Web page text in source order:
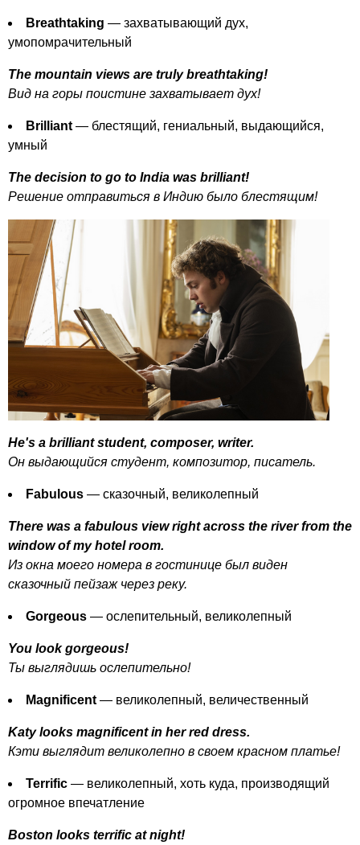
Breathtaking — захватывающий дух,
умопомрачительный
The mountain views are truly breathtaking!
Вид на горы поистине захватывает дух!
Brilliant — блестящий, гениальный, выдающийся,
умный
The decision to go to India was brilliant!
Решение отправиться в Индию было блестящим!
He's a brilliant student, composer, writer.
Он выдающийся студент, композитор, писатель.
Fabulous — сказочный, великолепный
There was a fabulous view right across the river from the
window of my hotel room.
Из окна моего номера в гостинице был виден
сказочный пейзаж через реку.
Gorgeous — ослепительный, великолепный
You look gorgeous!
Ты выглядишь ослепительно!
Magnificent — великолепный, величественный
Katy looks magnificent in her red dress.
Кэти выглядит великолепно в своем красном платье!
Terrific — великолепный, хоть куда, производящий
огромное впечатление
Boston looks terrific at night!